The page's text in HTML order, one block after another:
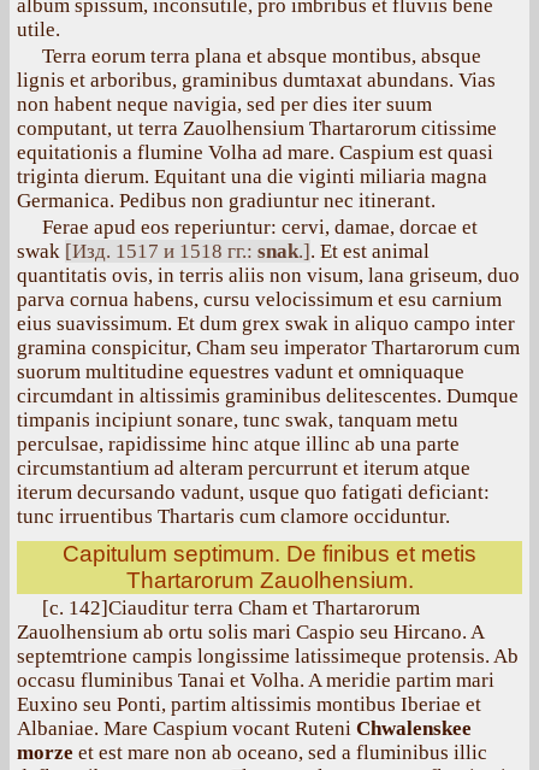
album spissum, inconsutile, pro imbribus et fluviis bene
utile.
Terra eorum terra plana et absque montibus, absque
lignis et arboribus, graminibus dumtaxat abundans. Vias
non habent neque navigia, sed per dies iter suum
computant, ut terra Zauolhensium Thartarorum citissime
equitationis a flumine Volha ad mare. Caspium est quasi
triginta dierum. Equitant una die viginti miliaria magna
Germanica. Pedibus non gradiuntur nec itinerant.
Ferae apud eos reperiuntur: cervi, damae, dorcae et
swak [Изд. 1517 и 1518 гг.: snak.]. Et est animal
quantitatis ovis, in terris aliis non visum, lana griseum, duo
parva cornua habens, cursu velocissimum et esu carnium
eius suavissimum. Et dum grex swak in aliquo campo inter
gramina conspicitur, Cham seu imperator Thartarorum cum
suorum multitudine equestres vadunt et omniquaque
circumdant in altissimis graminibus delitescentes. Dumque
timpanis incipiunt sonare, tunc swak, tanquam metu
perculsae, rapidissime hinc atque illinc ab una parte
circumstantium ad alteram percurrunt et iterum atque
iterum decursando vadunt, usque quo fatigati deficiant:
tunc irruentibus Thartaris cum clamore occiduntur.
Capitulum septimum. De finibus et metis
Thartarorum Zauolhensium.
[с. 142]Ciauditur terra Cham et Thartarorum
Zauolhensium ab ortu solis mari Caspio seu Hircano. A
septemtrione campis longissime latissimeque protensis. Ab
occasu fluminibus Tanai et Volha. A meridie partim mari
Euxino seu Ponti, partim altissimis montibus Iberiae et
Albaniae. Mare Caspium vocant Ruteni Chwalenskee
morze et est mare non ab oceano, sed a fluminibus illic